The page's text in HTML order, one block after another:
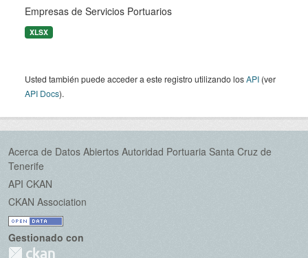
Empresas de Servicios Portuarios
XLSX
Usted también puede acceder a este registro utilizando losAPI (ver
API Docs).
Acerca de Datos Abiertos Autoridad Portuaria Santa Cruz de
Tenerife
API CKAN
CKAN Association
Gestionado con